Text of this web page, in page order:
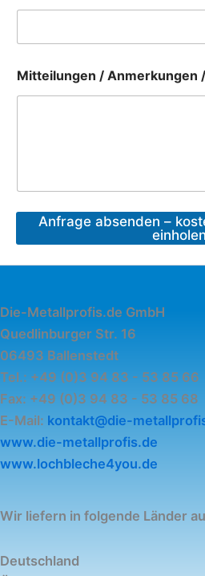
Mitteilungen / Anmerkungen
Anfrage absenden –
einholen
Die-Metallprofis.de GmbH
Quedlinburger Str. 16
06493 Ballenstedt
Tel.: +49 (0)3 94 83 - 53 85 66
Fax: +49 (0)3 94 83 - 53 85 68
E-Mail: kontakt@die-
www.die-metallprofis.de
www.lochbleche4you.de
Wir liefern in folgende Länder
Deutschland